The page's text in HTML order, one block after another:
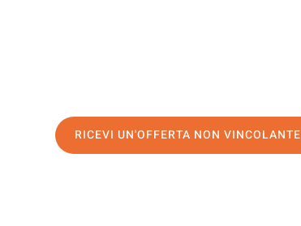
RICEVI UN'OFFERTA NON VINCOLANTE